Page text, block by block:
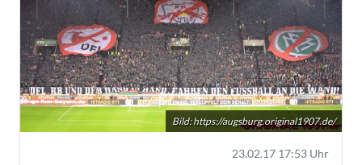
Bild: https://augsburg.original1907.de/
23.02.17 17:53 Uhr